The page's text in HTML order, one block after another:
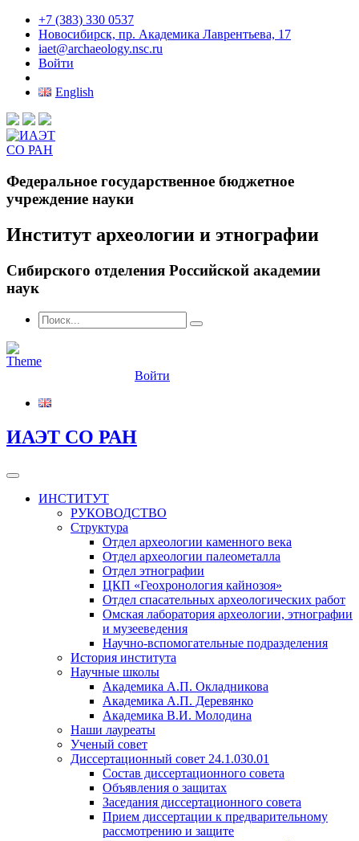
+7 (383) 330 0537
Новосибирск, пр. Академика Лаврентьева, 17
iaet@archaeology.nsc.ru
Войти
English
Федеральное государственное бюджетное
учреждение науки
Институт археологии и этнографии
Сибирского отделения Российской академии
наук
Войти
ИАЭТ СО РАН
ИНСТИТУТ
РУКОВОДСТВО
Структура
Отдел археологии каменного века
Отдел археологии палеометалла
Отдел этнографии
ЦКП «Геохронология кайнозоя»
Отдел спасательных археологических работ
Омская лаборатория археологии, этнографии
и музееведения
Научно-вспомогательные подразделения
История института
Научные школы
Академика А.П. Окладникова
Академика А.П. Деревянко
Академика В.И. Молодина
Наши лауреаты
Ученый совет
Диссертационный совет 24.1.030.01
Состав диссертационного совета
Объявления о защитах
Заседания диссертационного совета
Прием диссертации к предварительному
рассмотрению и защите